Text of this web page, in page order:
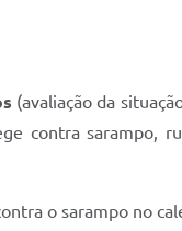
(avaliação da
contra sarampo,
o sarampo no